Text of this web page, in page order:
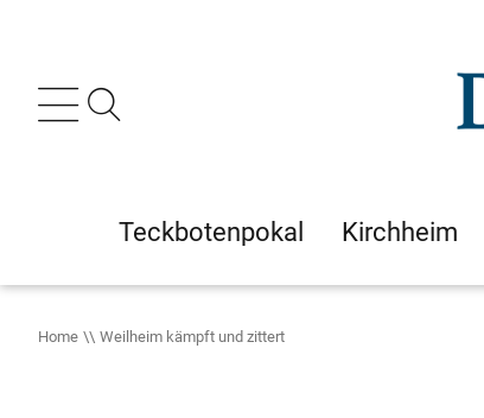
Teckbotenpokal Kirchheim
Home Weilheim kämpft und zittert